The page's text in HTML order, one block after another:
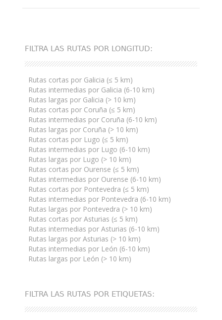
FILTRA LAS RUTAS POR LONGITUD:
Rutas cortas por Galicia (≤ 5 km)
Rutas intermedias por Galicia (6-10 km)
Rutas largas por Galicia (> 10 km)
Rutas cortas por Coruña (≤ 5 km)
Rutas intermedias por Coruña (6-10 km)
Rutas largas por Coruña (> 10 km)
Rutas cortas por Lugo (≤ 5 km)
Rutas intermedias por Lugo (6-10 km)
Rutas largas por Lugo (> 10 km)
Rutas cortas por Ourense (≤ 5 km)
Rutas intermedias por Ourense (6-10 km)
Rutas cortas por Pontevedra (≤ 5 km)
Rutas intermedias por Pontevedra (6-10 km)
Rutas largas por Pontevedra (> 10 km)
Rutas cortas por Asturias (≤ 5 km)
Rutas intermedias por Asturias (6-10 km)
Rutas largas por Asturias (> 10 km)
Rutas intermedias por León (6-10 km)
Rutas largas por León (> 10 km)
FILTRA LAS RUTAS POR ETIQUETAS: